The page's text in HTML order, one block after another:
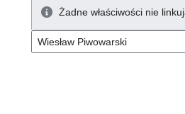
Żadne właściwości nie